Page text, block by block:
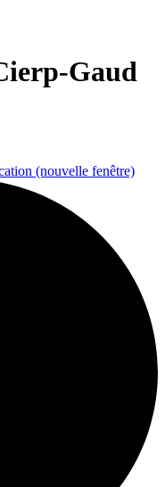
Gaud
(nouvelle fenêtre)